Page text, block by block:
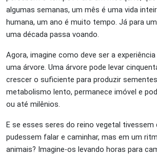
algumas semanas, um mês é uma vida
humana, um ano é muito tempo. Já para
uma década passa voando.
Agora, imagine como deve ser a
uma árvore. Uma árvore pode levar
crescer o suficiente para produzir
metabolismo lento, permanece imóvel e
ou até milênios.
E se esses seres do reino vegetal tivessem
pudessem falar e caminhar, mas em um
animais? Imagine-os levando horas para